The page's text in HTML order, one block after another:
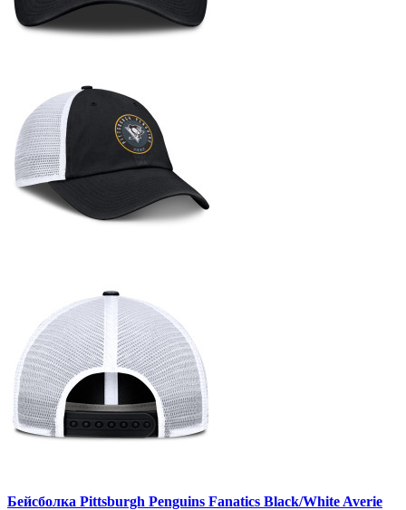
Бейсболка Pittsburgh Penguins Fanatics Black/White Averie